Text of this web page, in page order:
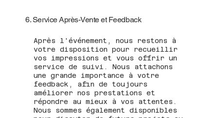
6. Service Après-Vente et Feedback
Après l'événement, nous restons à
votre disposition pour recueillir
vos impressions et vous offrir un
service de suivi. Nous attachons
une grande importance à votre
feedback, afin de toujours
améliorer nos prestations et
répondre au mieux à vos attentes.
Nous sommes également disponibles